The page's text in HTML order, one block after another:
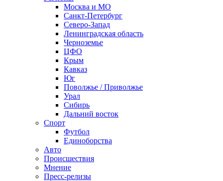
Москва и МО
Санкт-Петербург
Северо-Запад
Ленинградская область
Черноземье
ЦФО
Крым
Кавказ
Юг
Поволжье / Приволжье
Урал
Сибирь
Дальний восток
Спорт
Футбол
Единоборства
Авто
Происшествия
Мнение
Пресс-релизы